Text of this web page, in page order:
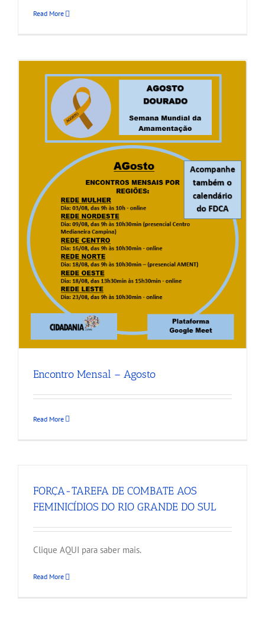
Read More
Encontro Mensal – Agosto
Read More
FORÇA-TAREFA DE COMBATE AOS
FEMINICÍDIOS DO RIO GRANDE DO SUL
Clique AQUI para saber mais.
Read More